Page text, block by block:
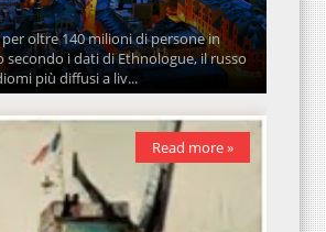
oltre 140 milioni di persone in
i dati di Ethnologue, il russo
più diffusi a liv...
Read more »